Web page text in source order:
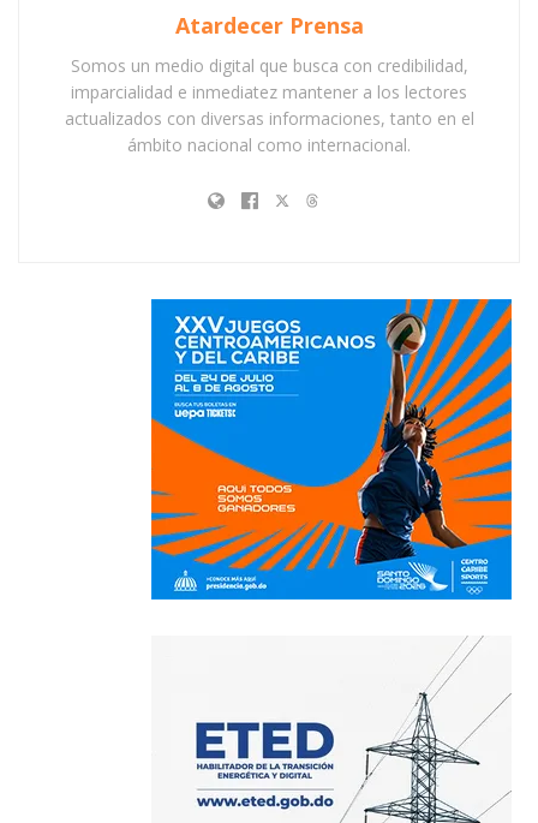
Atardecer Prensa
Somos un medio digital que busca con credibilidad,
imparcialidad e inmediatez mantener a los lectores
actualizados con diversas informaciones, tanto en el
ámbito nacional como internacional.